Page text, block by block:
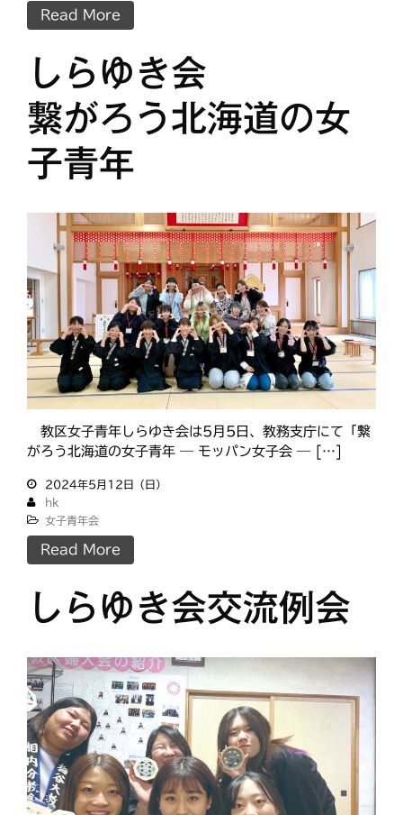
函館 動画 北見 十勝
千恵広 南空知 天塩
富良野 小樽 教区報
教区祭 教誨師 日高 旭川
札幌 札幌中南
札幌北西 札幌東
札幌白豊 渡島
災救通信 献血 空知
紋別 網走 苫小牧 釧根
Read More
しらゆき会
繋がろう北海道の女
子青年
教区女子青年しらゆき会は5月5日、教務支庁にて「繋
がろう北海道の女子青年 ― モッパン女子会 ― […]
2024年5月12日（日）
hk
女子青年会
Read More
しらゆき会交流例会